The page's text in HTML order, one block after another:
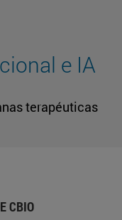
e IA
terapéuticas
CBIO